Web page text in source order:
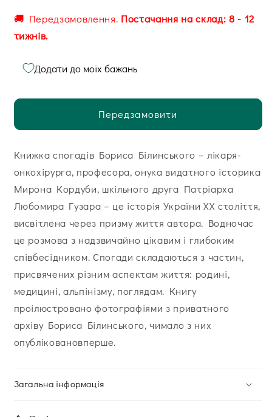
🚚 Передзамовлення. Постачання на склад: 8 - 12
тижнів.
Додати до моїх бажань
Передзамовити
Книжка спогадів Бориса Білинського – лікаря-
онкохірурга, професора, онука видатного історика
Мирона Кордуби, шкільного друга Патріарха
Любомира Гузара – це історія України ХХ століття,
висвітлена через призму життя автора. Водночас
це розмова з надзвичайно цікавим і глибоким
співбесідником. Спогади складаються з частин,
присвячених різним аспектам життя: родині,
медицині, альпінізму, поглядам. Книгу
проілюстровано фотографіями з приватного
архіву Бориса Білинського, чимало з них
опубліковановперше.
Загальна інформація